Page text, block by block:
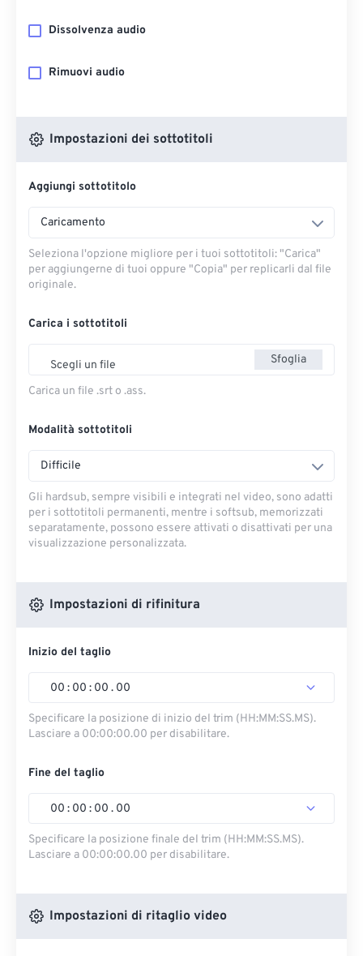
Dissolvenza audio
Rimuovi audio
Impostazioni dei sottotitoli
Aggiungi sottotitolo
Caricamento
Seleziona l'opzione migliore per i tuoi sottotitoli: "Carica" ​​
per aggiungerne di tuoi oppure "Copia" per replicarli dal file
originale.
Carica i sottotitoli
Scegli un file Sfoglia
Carica un file .srt o .ass.
Modalità sottotitoli
Difficile
Gli hardsub, sempre visibili e integrati nel video, sono adatti
per i sottotitoli permanenti, mentre i softsub, memorizzati
separatamente, possono essere attivati ​​o disattivati ​​per una
visualizzazione personalizzata.
Impostazioni di rifinitura
Inizio del taglio
00 : 00 : 00 . 00
Specificare la posizione di inizio del trim (HH:MM:SS.MS).
Lasciare a 00:00:00.00 per disabilitare.
Fine del taglio
00 : 00 : 00 . 00
Specificare la posizione finale del trim (HH:MM:SS.MS).
Lasciare a 00:00:00.00 per disabilitare.
Impostazioni di ritaglio video